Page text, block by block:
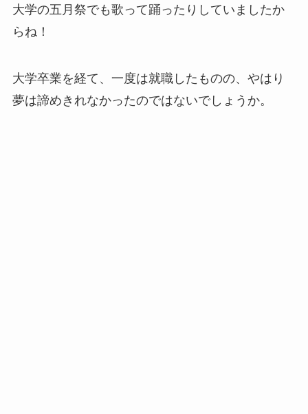
大学の五月祭でも歌って踊ったりしていましたか
らね！
大学卒業を経て、一度は就職したものの、やはり
夢は諦めきれなかったのではないでしょうか。